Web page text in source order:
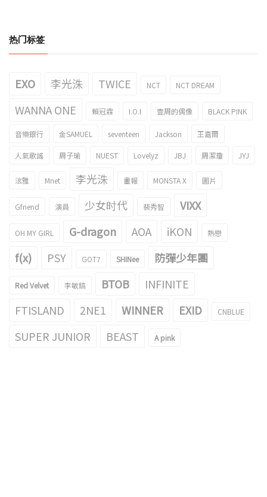
热门标签
EXO 李光洙 TWICE NCT NCT DREAM
WANNA ONE 賴冠霖 I.O.I 壹周的偶像 BLACK PINK
音樂銀行 金SAMUEL seventeen Jackson 王嘉爾
人氣歌謠 周子瑜 NUEST Lovelyz JBJ 周潔瓊 JYJ
泫雅 Mnet 李光洙 畫報 MONSTA X 圖片
Gfriend 演員 少女时代 裴秀智 VIXX
OH MY GIRL G-dragon AOA iKON 熱戀
f(x) PSY GOT7 SHINee 防彈少年團
Red Velvet 李敏鎬 BTOB
INFINITE
FTISLAND
2NE1 WINNER EXID CNBLUE
SUPER JUNIOR BEAST A pink